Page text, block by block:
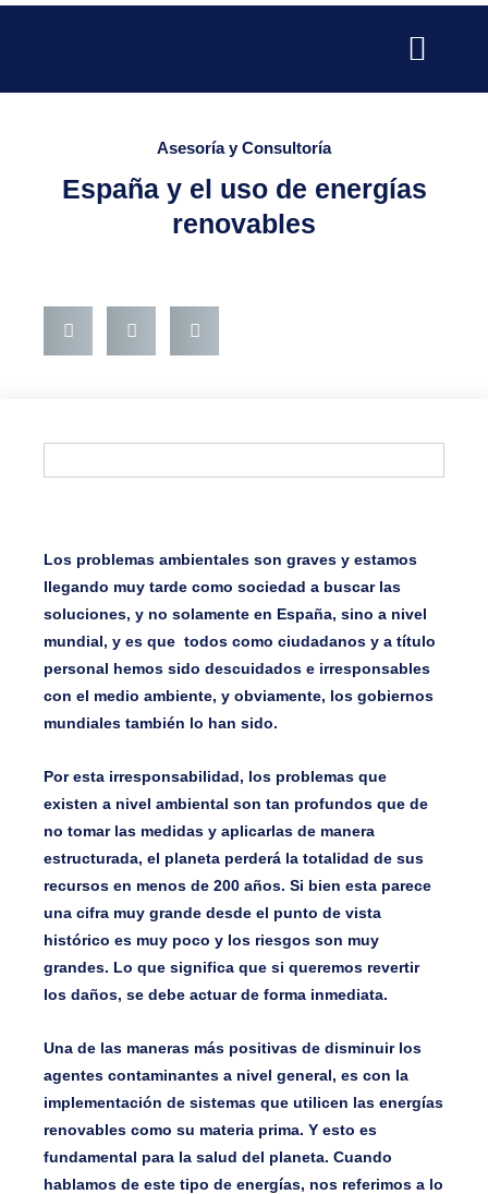
Ir
Asesoría y Consultoría
España y el uso de energías
renovables
Los problemas ambientales son graves y estamos
llegando muy tarde como sociedad a buscar las
soluciones, y no solamente en España, sino a nivel
mundial, y es que todos como ciudadanos y a título
personal hemos sido descuidados e irresponsables
con el medio ambiente, y obviamente, los gobiernos
mundiales también lo han sido.
Por esta irresponsabilidad, los problemas que
existen a nivel ambiental son tan profundos que de
no tomar las medidas y aplicarlas de manera
estructurada, el planeta perderá la totalidad de sus
recursos en menos de 200 años. Si bien esta parece
una cifra muy grande desde el punto de vista
histórico es muy poco y los riesgos son muy
grandes. Lo que significa que si queremos revertir
los daños, se debe actuar de forma inmediata.
Una de las maneras más positivas de disminuir los
agentes contaminantes a nivel general, es con la
implementación de sistemas que utilicen las energías
renovables como su materia prima. Y esto es
fundamental para la salud del planeta. Cuando
hablamos de este tipo de energías, nos referimos a lo